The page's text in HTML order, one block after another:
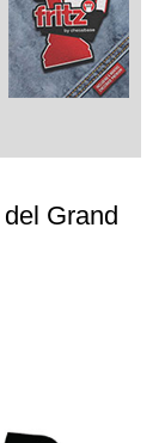
Grand